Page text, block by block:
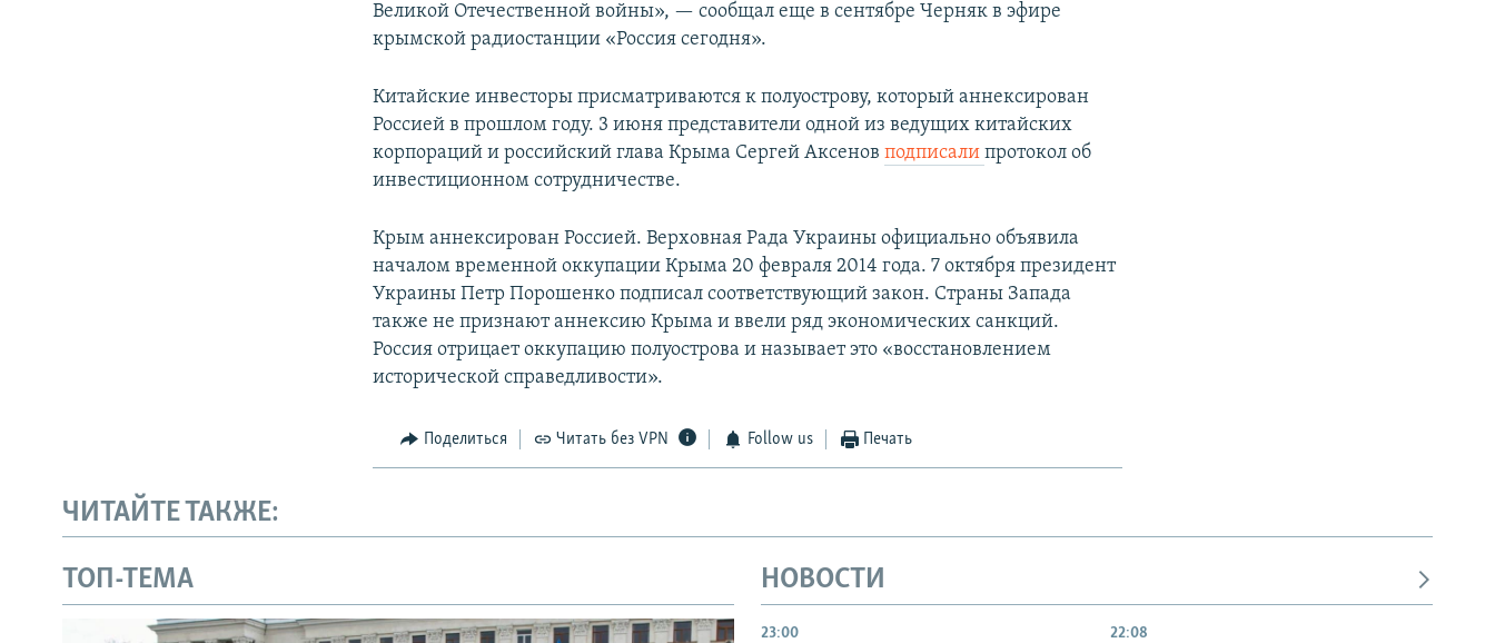
Великой Отечественной войны», — сообщал еще в сентябре Черняк в эфире
крымской радиостанции «Россия сегодня».
Китайские инвесторы присматриваются к полуострову, который аннексирован
Россией в прошлом году. 3 июня представители одной из ведущих китайских
корпораций и российский глава Крыма Сергей Аксеновподписалипротокол об
инвестиционном сотрудничестве.
Крым аннексирован Россией. Верховная Рада Украины официально объявила
началом временной оккупации Крыма 20 февраля 2014 года. 7 октября президент
Украины Петр Порошенко подписал соответствующий закон. Страны Запада
также не признают аннексию Крыма и ввели ряд экономических санкций.
Россия отрицает оккупацию полуострова и называет это «восстановлением
исторической справедливости».
Поделиться Читать без VPN Follow us Печать
ЧИТАЙТЕ ТАКЖЕ:
ТОП-ТЕМА НОВОСТИ
23:00 22:08